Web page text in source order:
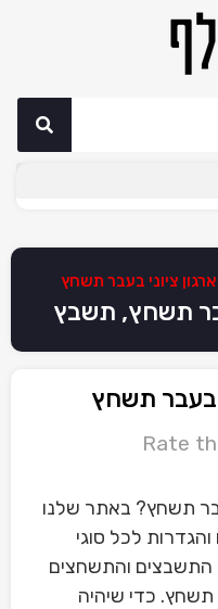
ארגון ציוני בעבר תשחץ
תשחץ, תשבץ
בעבר תשחץ
Rate
תשחץ? באתר שלנו
לכל סוגי
התשבצים והתשחצים
תשחץ. כדי שיהיה